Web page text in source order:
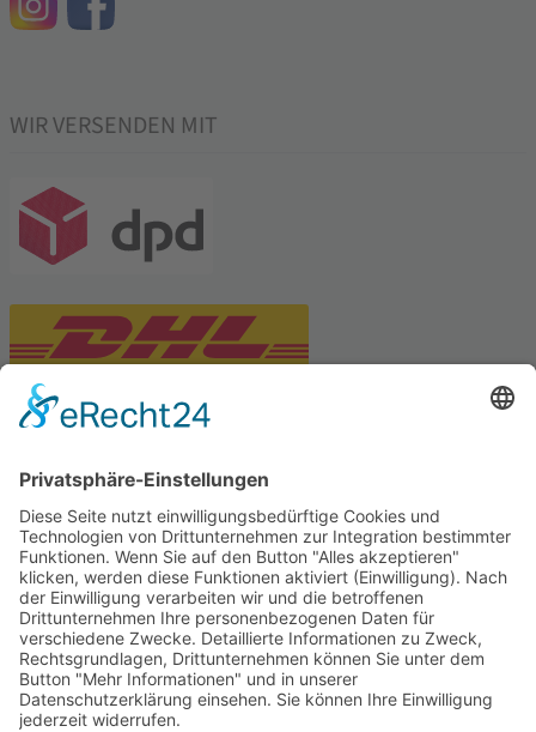
WIR VERSENDEN MIT
Tekal – Textile Lebensqualität
Exklusive moderne & Orientteppiche
Feuerwerk XXL
Pyrotechnik online bestellen